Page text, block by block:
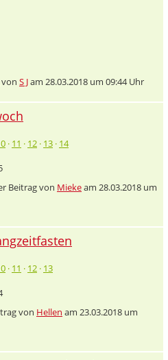
S Jam 28.03.2018 um 09:44 Uhr
· 11 · 12 · 13 · 14
Beitrag von Miekeam 28.03.2018 um
· 11 · 12 · 13
von Hellen am 23.03.2018 um